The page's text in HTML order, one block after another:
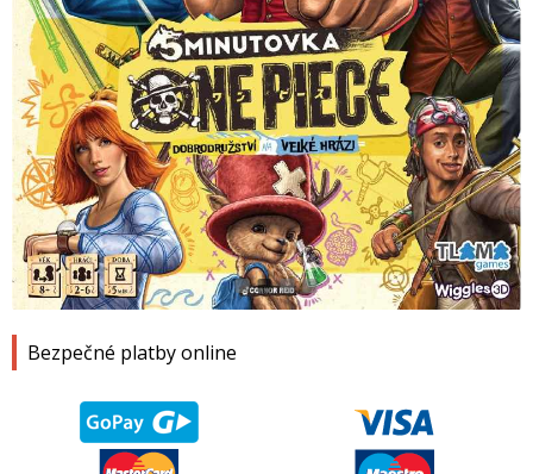
Bezpečné platby online